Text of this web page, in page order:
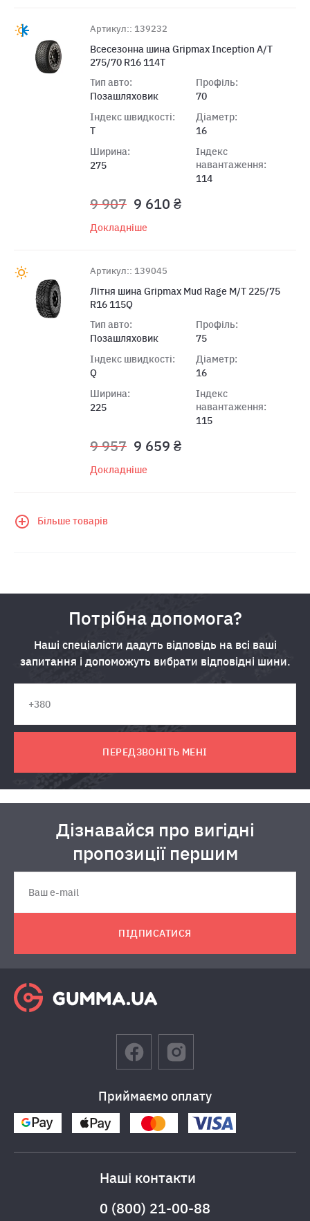
Артикул:: 139232
Всесезонна шина Gripmax Inception A/T
275/70 R16 114T
Тип авто:
Позашляховик
Індекс швидкості:
T
Ширина:
275
Профіль:
70
Діаметр:
16
Індекс
навантаження:
114
9 907 9 610 ₴
Докладніше
Артикул:: 139045
Лiтня шина Gripmax Mud Rage M/T 225/75
R16 115Q
Тип авто:
Позашляховик
Індекс швидкості:
Q
Ширина:
225
Профіль:
75
Діаметр:
16
Індекс
навантаження:
115
9 957 9 659 ₴
Докладніше
Більше товарів
Потрібна допомога?
Наші спеціалісти дадуть відповідь на всі ваші
запитання і допоможуть вибрати відповідні шини.
ПЕРЕДЗВОНІТЬ МЕНІ
Дізнавайся про вигідні
пропозиції першим
ПІДПИСАТИСЯ
Приймаємо оплату
Наші контакти
0 (800) 21-00-88